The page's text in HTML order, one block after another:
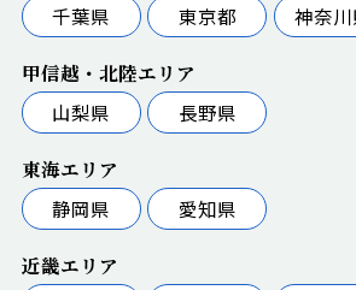
千葉県
東京都 神奈
甲信越・北陸エリア
山梨県
長野県
東海エリア
静岡県
愛知県
近畿エリア